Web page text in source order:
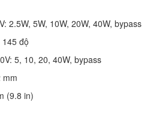
2.5W, 5W, 10W, 20W, 40W, bypass
độ
5, 10, 20, 40W, bypass
mm
(9.8 in)